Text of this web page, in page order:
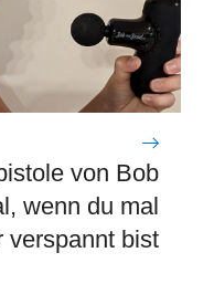
von Bob
wenn du mal
verspannt bist